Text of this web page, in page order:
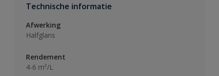
Technische informatie
Afwerking
Halfglans
Rendement
4-6 m²/L